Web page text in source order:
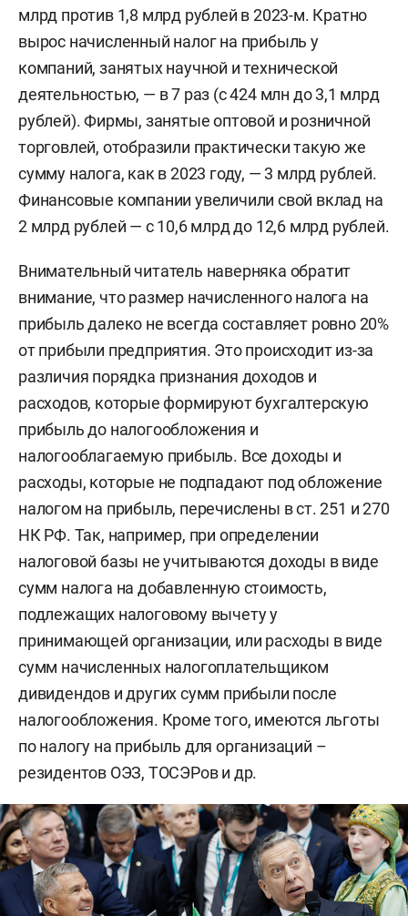
млрд против 1,8 млрд рублей в 2023-м. Кратно
вырос начисленный налог на прибыль у
компаний, занятых научной и технической
деятельностью, — в 7 раз (с 424 млн до 3,1 млрд
рублей). Фирмы, занятые оптовой и розничной
торговлей, отобразили практически такую же
сумму налога, как в 2023 году, — 3 млрд рублей.
Финансовые компании увеличили свой вклад на
2 млрд рублей — с 10,6 млрд до 12,6 млрд рублей.
Внимательный читатель наверняка обратит
внимание, что размер начисленного налога на
прибыль далеко не всегда составляет ровно 20%
от прибыли предприятия. Это происходит из-за
различия порядка признания доходов и
расходов, которые формируют бухгалтерскую
прибыль до налогообложения и
налогооблагаемую прибыль. Все доходы и
расходы, которые не подпадают под обложение
налогом на прибыль, перечислены в ст. 251 и 270
НК РФ. Так, например, при определении
налоговой базы не учитываются доходы в виде
сумм налога на добавленную стоимость,
подлежащих налоговому вычету у
принимающей организации, или расходы в виде
сумм начисленных налогоплательщиком
дивидендов и других сумм прибыли после
налогообложения. Кроме того, имеются льготы
по налогу на прибыль для организаций –
резидентов ОЭЗ, ТОСЭРов и др.